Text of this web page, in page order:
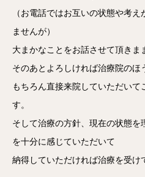
（お電話ではお互いの状態や考
ませんが）
大まかなことをお話させて頂きま
そのあとよろしければ治療院のほ
もちろん直接来院していただい
す。
そして治療の方針、現在の状態
を十分に感じていただいて
納得していただければ治療を受け